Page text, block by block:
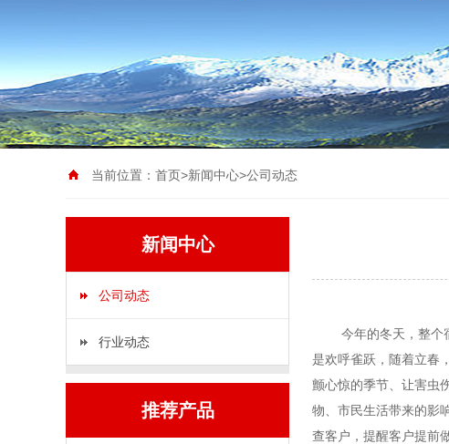
当前位置： 首页>新闻中心>公司动态
新闻中心
公司动态
行业动态
推荐产品
今年的冬天，整个宿
是欢呼雀跃，随着立春
颤心惊的季节、让害虫
物、市民生活带来的影
查客户，提醒客户提前